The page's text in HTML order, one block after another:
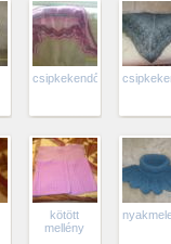
csipkekendő
kötött
mellény